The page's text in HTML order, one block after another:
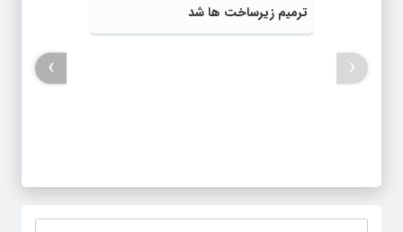
ترمیم زیرساخت ها شد
‹
›